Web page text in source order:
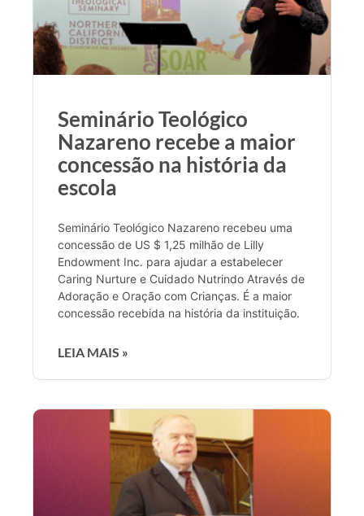
Seminário Teológico
Nazareno recebe a maior
concessão na história da
escola
Seminário Teológico Nazareno recebeu uma
concessão de US $ 1,25 milhão de Lilly
Endowment Inc. para ajudar a estabelecer
Caring Nurture e Cuidado Nutrindo Através de
Adoração e Oração com Crianças. É a maior
concessão recebida na história da instituição.
LEIA MAIS »